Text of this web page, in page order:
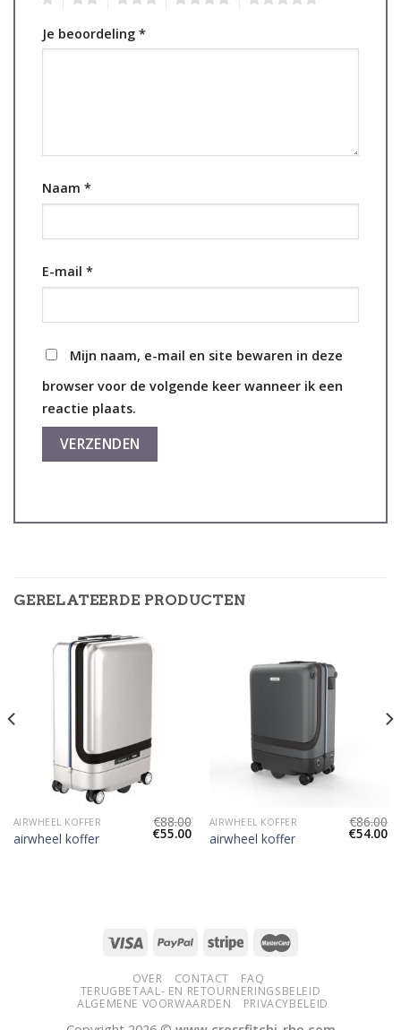
Je beoordeling *
Naam *
E-mail *
Mijn naam, e-mail en site bewaren in deze
browser voor de volgende keer wanneer ik een
reactie plaats.
GERELATEERDE PRODUCTEN
AIRWHEEL KOFFER
airwheel koffer
€88.00
€55.00
AIRWHEEL KOFFER
airwheel koffer
€86.00
€54.00
OVER CONTACT
FAQ
TERUGBETAAL- EN RETOURNERINGSBELEID
ALGEMENE VOORWAARDEN
PRIVACYBELEID